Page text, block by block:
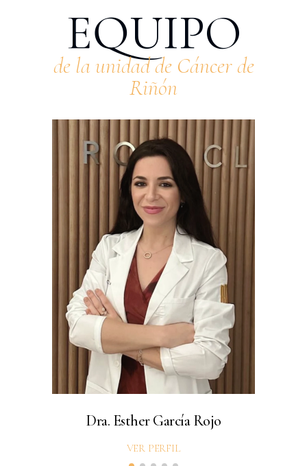
EQUIPO
de la unidad de Cáncer de
Riñón
Dra. Esther García Rojo
VER PERFIL